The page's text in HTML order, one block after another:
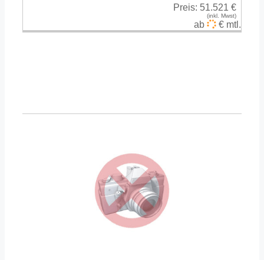
Preis: 51.521 €
(inkl. Mwst)
ab € mtl.